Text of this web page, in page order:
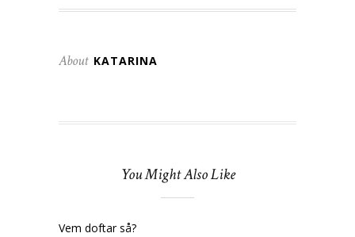
About KATARINA
You Might Also Like
Vem doftar så?